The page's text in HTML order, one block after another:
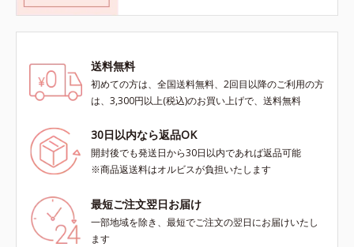
送料無料
初めての方は、全国送料無料、2回目以降のご利用の方
は、3,300円以上(税込)のお買い上げで、送料無料
30日以内なら返品OK
開封後でも発送日から30日以内であれば返品可能
※商品返送料はオルビスが負担いたします
最短ご注文翌日お届け
一部地域を除き、最短でご注文の翌日にお届けいたし
ます